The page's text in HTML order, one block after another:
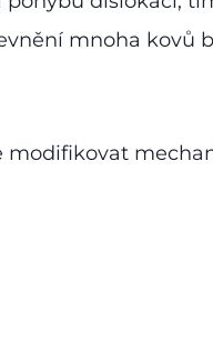
mnoha kovů
modifikovat